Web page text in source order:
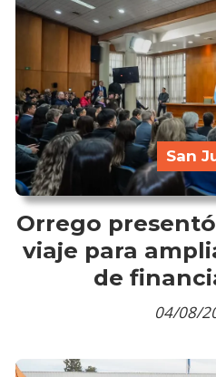
Orrego
viaje para
de
San
04/08/